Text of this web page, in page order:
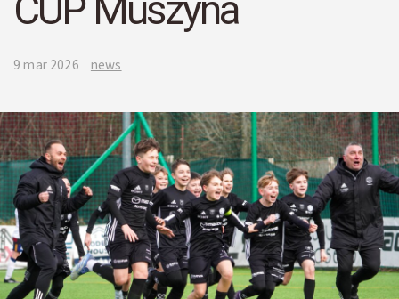
CUP Muszyna
9 mar 2026 news